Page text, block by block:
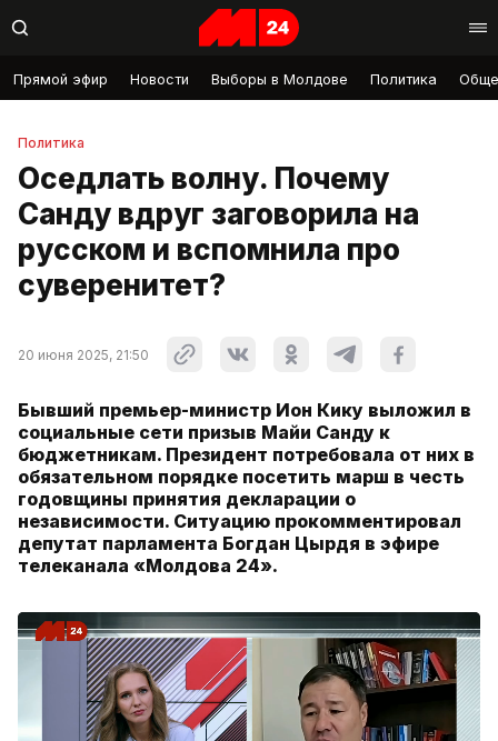
Прямой эфир Новости Выборы в Молдове Политика
Политика
Оседлать волну. Почему
Санду вдруг заговорила на
русском и вспомнила про
суверенитет?
20 июня 2025, 21:50
Бывший премьер-министр Ион Кику выложил в
социальные сети призыв Майи Санду к
бюджетникам. Президент потребовала от них в
обязательном порядке посетить марш в честь
годовщины принятия декларации о
независимости. Ситуацию прокомментировал
депутат парламента Богдан Цырдя в эфире
телеканала «Молдова 24».